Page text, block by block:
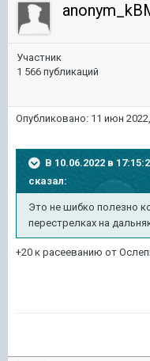
Участник
1 566 публикаций
Опубликовано: 11 июн
В 10.06.2022 в
сказал:
Это не шибко полезно
перестрелках на
+20 к расееванию от